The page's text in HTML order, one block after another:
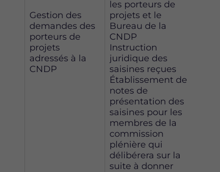
Gestion des
demandes des
porteurs de
projets
adressés à la
CNDP
les porteurs de
projets et le
Bureau de la
CNDP
Instruction
juridique des
saisines reçues
Établissement de
notes de
présentation des
saisines pour les
membres de la
commission
plénière qui
délibérera sur la
suite à donner